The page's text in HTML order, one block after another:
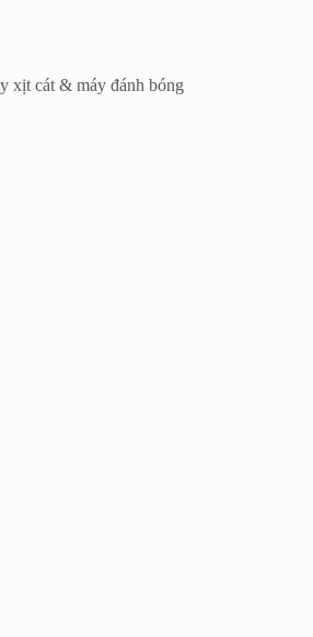
xịt cát & máy đánh bóng